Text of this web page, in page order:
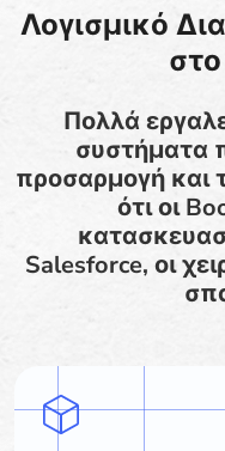
Λογισμικό
Πολλά
συστήματα
προσαρμογή και
ότι οι
Salesforce, οι